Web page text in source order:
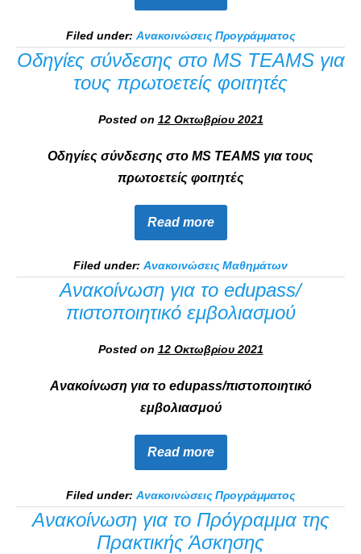
Filed under: Ανακοινώσεις Προγράμματος
Οδηγίες σύνδεσης στο MS TEAMS για
τους πρωτοετείς φοιτητές
Posted on 12 Οκτωβρίου 2021
Οδηγίες σύνδεσης στο MS TEAMS για τους
πρωτοετείς φοιτητές
Read more
Filed under: Ανακοινώσεις Μαθημάτων
Ανακοίνωση για το edupass/
πιστοποιητικό εμβολιασμού
Posted on 12 Οκτωβρίου 2021
Ανακοίνωση για το edupass/πιστοποιητικό
εμβολιασμού
Read more
Filed under: Ανακοινώσεις Προγράμματος
Ανακοίνωση για το Πρόγραμμα της
Πρακτικής Άσκησης